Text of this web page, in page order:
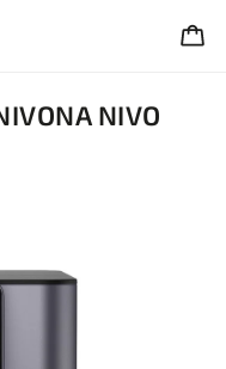
NIVO